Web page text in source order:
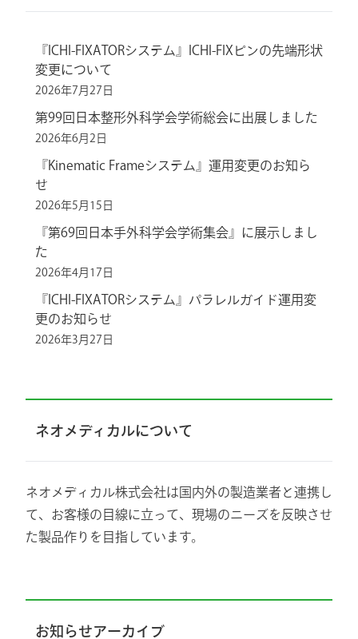
『ICHI-FIXATORシステム』ICHI-FIXピンの先端形状
変更について
2026年7月27日
第99回日本整形外科学会学術総会に出展しました
2026年6月2日
『Kinematic Frameシステム』運用変更のお知ら
せ
2026年5月15日
『第69回日本手外科学会学術集会』に展示しまし
た
2026年4月17日
『ICHI-FIXATORシステム』パラレルガイド運用変
更のお知らせ
2026年3月27日
ネオメディカルについて
ネオメディカル株式会社は国内外の製造業者と連携し
て、お客様の目線に立って、現場のニーズを反映させ
た製品作りを目指しています。
お知らせアーカイブ